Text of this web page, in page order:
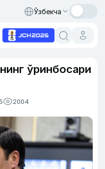
Ўзбекча
ўринбосари
2004